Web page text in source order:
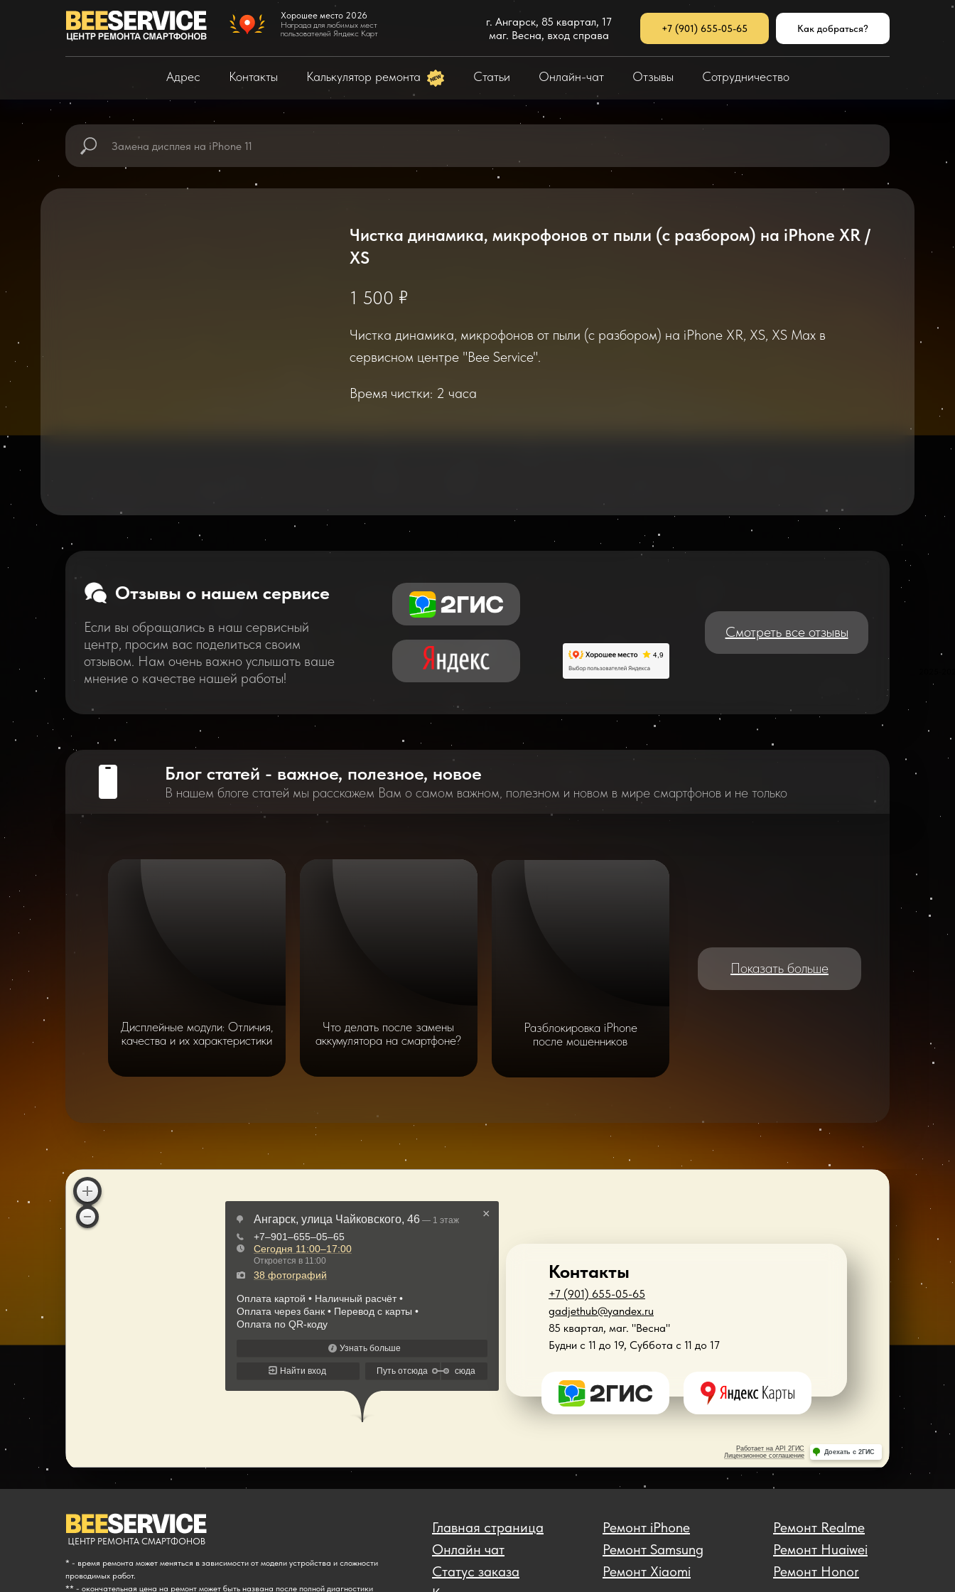
Хорошее место 2026
Награда для любимых мест
пользователей Яндекс Карт
г. Ангарск, 85 квартал, 17
маг. Весна, вход справа
+7 (901) 655-05-65 Как добраться?
Адрес Контакты Калькулятор ремонта Статьи Онлайн-чат Отзывы Сотрудничество
Чистка динамика, микрофонов от пыли (с разбором) на iPhone XR /
XS
1 500 ₽
Чистка динамика, микрофонов от пыли (с разбором) на iPhone XR, XS, XS Max в
сервисном центре "Bee Service".
Время чистки: 2 часа
Если вы обращались в наш сервисный
центр, просим вас поделиться своим
отзывом. Нам очень важно услышать ваше
мнение о качестве нашей работы!
Отзывы о нашем сервисе
Смотреть все отзывы
Блог статей - важное, полезное, новое
В нашем блоге статей мы расскажем Вам о самом важном, полезном и новом в мире смартфонов и не только
Разблокировка iPhone
после мошенников
Что делать после замены
аккумулятора на смартфоне?
Дисплейные модули: Отличия,
качества и их характеристики
Показать больше
+7 (901) 655-05-65
gadjethub@yandex.ru
85 квартал, маг. "Весна"
Будни с 11 до 19, Суббота с 11 до 17
Контакты
Главная страница
Статус заказа
Ремонт iPhone
Ремонт Samsung
Ремонт Xiaomi
Ремонт Realme
Ремонт Huaiwei
Ремонт Honor
* - время ремонта может меняться в зависимости от модели устройства и сложности
проводимых работ.
** - окончательная цена на ремонт может быть названа после полной диагностики
Онлайн чат
ЦЕНТР РЕМОНТА СМАРТФОНОВ